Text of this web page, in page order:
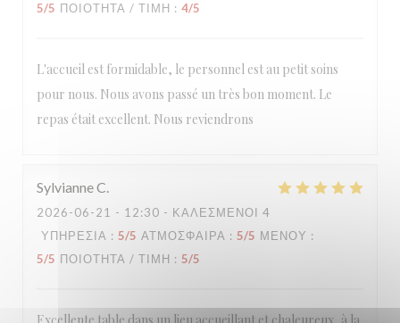
5/5 ΠΟΙΌΤΗΤΑ / ΤΙΜΉ : 4/5
L'accueil est formidable, le personnel est au petit soins
pour nous. Nous avons passé un très bon moment. Le
repas était excellent. Nous reviendrons
SylvianneC
2026-06-21 - 12:30 - ΚΑΛΕΣΜΈΝΟΙ 4
ΥΠΗΡΕΣΊΑ : 5/5 ΑΤΜΌΣΦΑΙΡΑ : 5/5 ΜΕΝΟΎ :
5/5 ΠΟΙΌΤΗΤΑ / ΤΙΜΉ : 5/5